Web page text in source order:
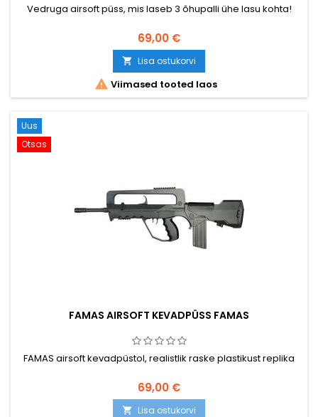
Vedruga airsoft püss, mis laseb 3 õhupalli ühe lasu kohta!
69,00 €
 Lisa ostukorvi
 Viimased tooted laos
Uus
Otsas
FAMAS AIRSOFT KEVADPÜSS FAMAS
FAMAS airsoft kevadpüstol, realistlik raske plastikust replika
69,00 €
 Lisa ostukorvi